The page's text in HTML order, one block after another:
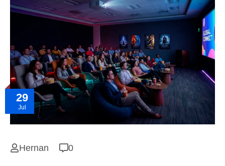
29
Jul
Hernan 0